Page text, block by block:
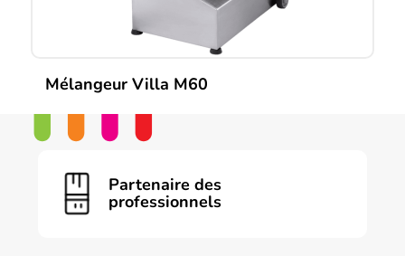
Mélangeur Villa M60
Partenaire des
professionnels